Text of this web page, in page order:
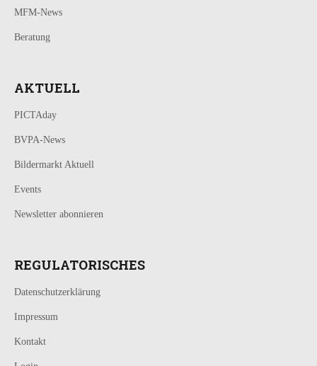
MFM-News
Beratung
AKTUELL
PICTAday
BVPA-News
Bildermarkt Aktuell
Events
Newsletter abonnieren
REGULATORISCHES
Datenschutzerklärung
Impressum
Kontakt